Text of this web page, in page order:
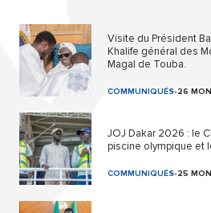
Visite du Président
Khalife général des
Magal de Touba.
COMMUNIQUÉS-26
JOJ Dakar 2026 : le
piscine olympique et
COMMUNIQUÉS-25